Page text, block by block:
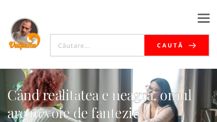
CAUTĂ
Când realitatea e neagră, omul
are nevoie de fantezie